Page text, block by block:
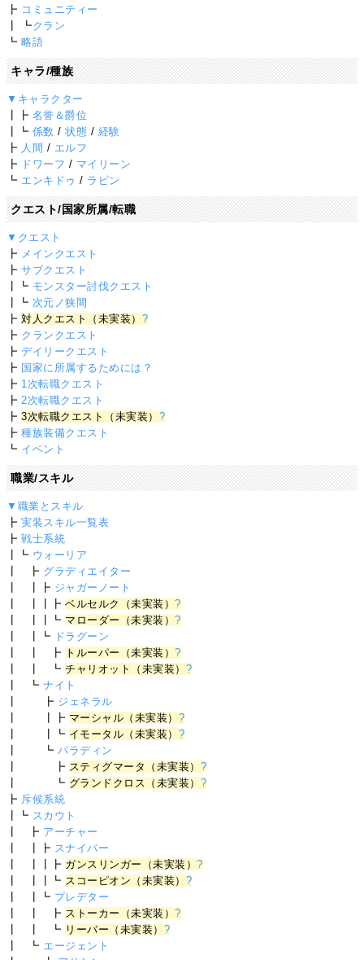
┣ コミュニティー
┃ ┗クラン
┗略語
キャラ/種族
▼キャラクター
┃┣ 名誉＆爵位
┃┗ 係数 /状態 / 経験
┣ 人間 / エルフ
┣ ドワーフ / マイリーン
┗ エンキドゥ / ラピン
クエスト/国家所属/転職
▼クエスト
┣ メインクエスト
┣サブクエスト
┃┗ モンスター討伐クエスト
┃┗ 次元ノ狭間
┣対人クエスト（未実装） ?
┣ クランクエスト
┣デイリークエスト
┣ 国家に所属するためには？
┣ 1次転職クエスト
┣ 2次転職クエスト
┣3次転職クエスト（未実装） ?
┣種族装備クエスト
┗ イベント
職業/スキル
▼職業とスキル
┣実装スキル一覧表
┣戦士系統
┃┗ ウォーリア
┃ ┣ グラディエイター
┃ ┃┣ ジャガーノート
┃ ┃┃┣ベルセルク（未実装）?
┃ ┃┃┗ マローダー（未実装）?
┃ ┃┗ ドラグーン
┃ ┃ ┣ トルーパー（未実装）?
┃ ┃ ┗チャリオット（未実装） ?
┃ ┗ナイト
┃ ┣ ジェネラル
┃ ┃┣ マーシャル（未実装） ?
┃ ┃┗ イモータル（未実装） ?
┃ ┗パラディン
┃ ┣ スティグマータ（未実装） ?
┃ ┗ グランドクロス（未実装） ?
┣ 斥候系統
┃┗ スカウト
┃ ┣ アーチャー
┃ ┃┣ スナイパー
┃ ┃┃┣ ガンスリンガー（未実装）?
┃ ┃┃┗ スコーピオン（未実装） ?
┃ ┃┗ プレデター
┃ ┃ ┣ ストーカー（未実装）?
┃ ┃ ┗ リーバー（未実装） ?
┃ ┗ エージェント